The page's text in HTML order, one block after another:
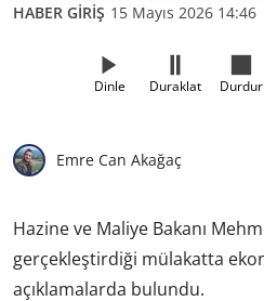
HABER GİRİŞ 15 Mayıs 2026 14:46
Dinle Duraklat Durdur
Emre Can Akağaç
Hazine ve Maliye Bakanı
gerçekleştirdiği mülakatta
açıklamalarda bulundu.